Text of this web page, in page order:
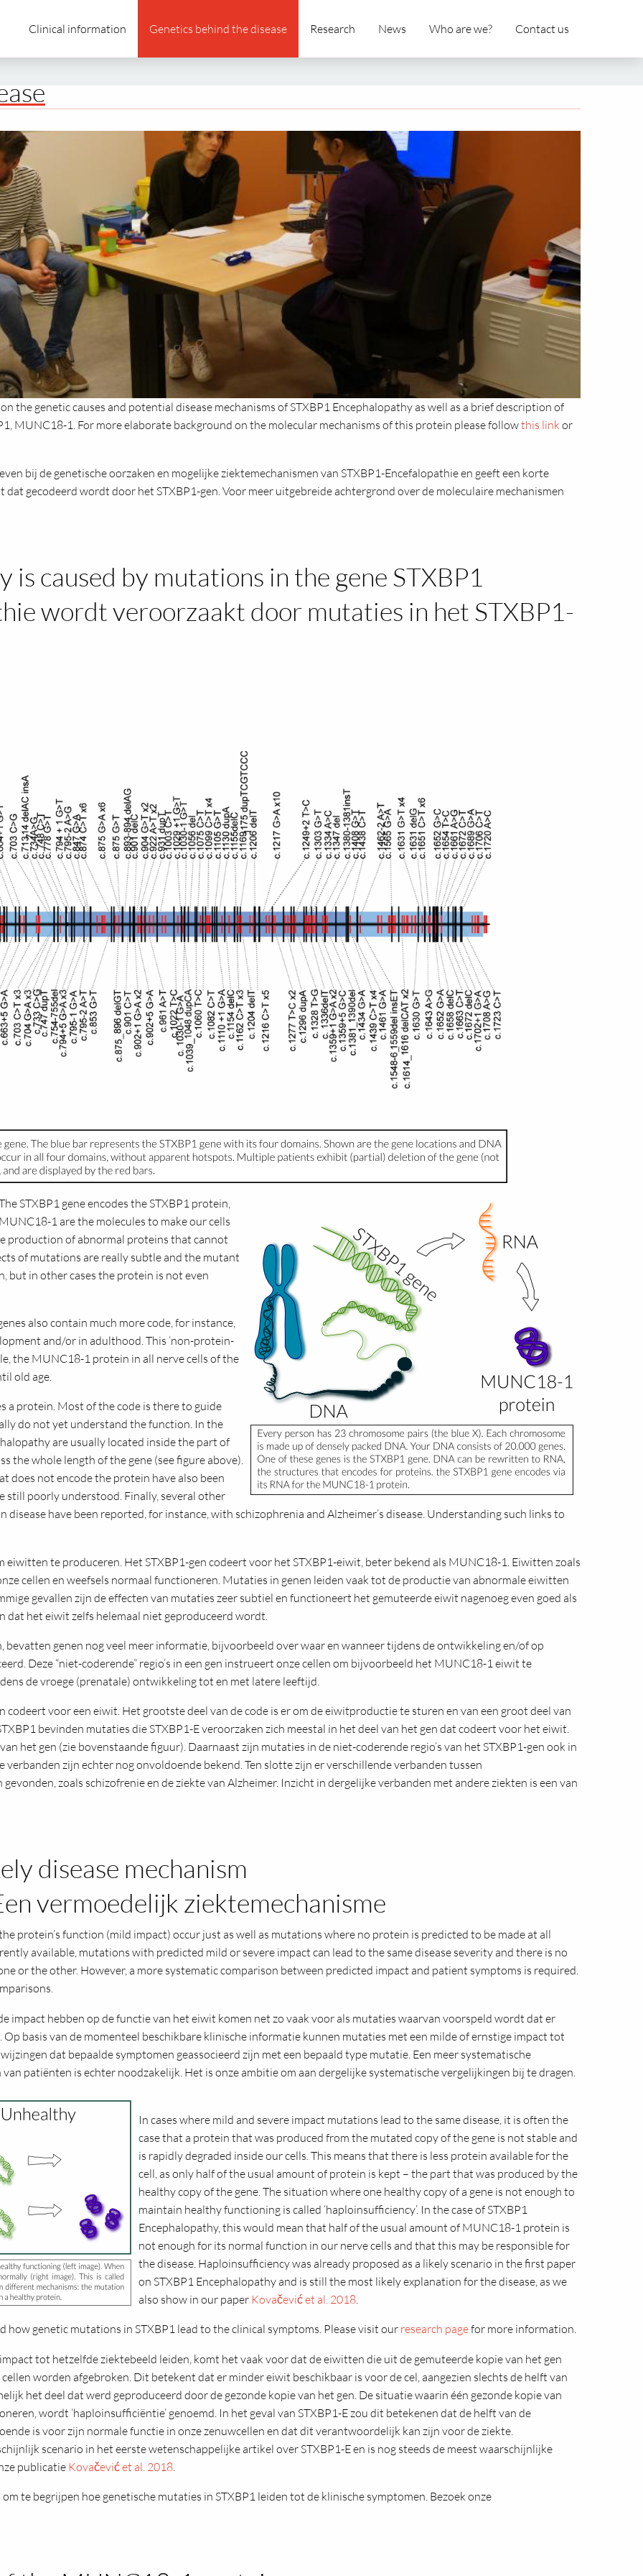
Clinical information Genetics behind the disease Research News Who are we? Contact us
the genetic causes and potential disease mechanisms of STXBP1 Encephalopathy as well as a brief description of
MUNC18-1. For more elaborate background on the molecular mechanisms of this protein please followthis linkor
bij de genetische oorzaken en mogelijke ziektemechanismen van STXBP1-Encefalopathie en geeft een korte
gecodeerd wordt door het STXBP1-gen. Voor meer uitgebreide achtergrond over de moleculaire mechanismen
is caused by mutations in the gene STXBP1
wordt veroorzaakt door mutaties in het STXBP1-
STXBP1 gene encodes the STXBP1 protein,
1 are the molecules to make our cells
production of abnormal proteins that cannot
of mutations are really subtle and the mutant
but in other cases the protein is not even
also contain much more code, for instance,
and/or in adulthood. This ‘non-protein-
the MUNC18-1 protein in all nerve cells of the
old age.
a protein. Most of the code is there to guide
do not yet understand the function. In the
are usually located inside the part of
the whole length of the gene (see figure above).
does not encode the protein have also been
still poorly understood. Finally, several other
have been reported, for instance, with schizophrenia and Alzheimer’s disease. Understanding such links to
eiwitten te produceren. Het STXBP1-gen codeert voor het STXBP1-eiwit, beter bekend als MUNC18-1. Eiwitten zoals
cellen en weefsels normaal functioneren. Mutaties in genen leiden vaak tot de productie van abnormale eiwitten
gevallen zijn de effecten van mutaties zeer subtiel en functioneert het gemuteerde eiwit nagenoeg even goed als
dat het eiwit zelfs helemaal niet geproduceerd wordt.
bevatten genen nog veel meer informatie, bijvoorbeeld over waar en wanneer tijdens de ontwikkeling en/of op
Deze “niet-coderende” regio’s in een gen instrueert onze cellen om bijvoorbeeld het MUNC18-1 eiwit te
de vroege (prenatale) ontwikkeling tot en met latere leeftijd.
codeert voor een eiwit. Het grootste deel van de code is er om de eiwitproductie te sturen en van een groot deel van
bevinden mutaties die STXBP1-E veroorzaken zich meestal in het deel van het gen dat codeert voor het eiwit.
het gen (zie bovenstaande figuur). Daarnaast zijn mutaties in de niet-coderende regio’s van het STXBP1-gen ook in
verbanden zijn echter nog onvoldoende bekend. Ten slotte zijn er verschillende verbanden tussen
zoals schizofrenie en de ziekte van Alzheimer. Inzicht in dergelijke verbanden met andere ziekten is een van
disease mechanism
vermoedelijk ziektemechanisme
protein’s function (mild impact) occur just as well as mutations where no protein is predicted to be made at all
available, mutations with predicted mild or severe impact can lead to the same disease severity and there is no
or the other. However, a more systematic comparison between predicted impact and patient symptoms is required.
impact hebben op de functie van het eiwit komen net zo vaak voor als mutaties waarvan voorspeld wordt dat er
basis van de momenteel beschikbare klinische informatie kunnen mutaties met een milde of ernstige impact tot
dat bepaalde symptomen geassocieerd zijn met een bepaald type mutatie. Een meer systematische
patiënten is echter noodzakelijk. Het is onze ambitie om aan dergelijke systematische vergelijkingen bij te dragen.
In cases where mild and severe impact mutations lead to the same disease, it is often the
case that a protein that was produced from the mutated copy of the gene is not stable and
is rapidly degraded inside our cells. This means that there is less protein available for the
cell, as only half of the usual amount of protein is kept – the part that was produced by the
healthy copy of the gene. The situation where one healthy copy of a gene is not enough to
maintain healthy functioning is called ‘haploinsufficiency’. In the case of STXBP1
Encephalopathy, this would mean that half of the usual amount of MUNC18-1 protein is
not enough for its normal function in our nerve cells and that this may be responsible for
the disease. Haploinsufficiency was already proposed as a likely scenario in the first paper
on STXBP1 Encephalopathy and is still the most likely explanation for the disease, as we
also show in our paper Kovačević et al. 2018.
how genetic mutations in STXBP1 lead to the clinical symptoms. Please visit our research pagefor more information.
tot hetzelfde ziektebeeld leiden, komt het vaak voor dat de eiwitten die uit de gemuteerde kopie van het gen
worden afgebroken. Dit betekent dat er minder eiwit beschikbaar is voor de cel, aangezien slechts de helft van
het deel dat werd geproduceerd door de gezonde kopie van het gen. De situatie waarin één gezonde kopie van
wordt ‘haploinsufficiëntie’ genoemd. In het geval van STXBP1-E zou dit betekenen dat de helft van de
is voor zijn normale functie in onze zenuwcellen en dat dit verantwoordelijk kan zijn voor de ziekte.
scenario in het eerste wetenschappelijke artikel over STXBP1-E en is nog steeds de meest waarschijnlijke
publicatie Kovačević et al. 2018.
te begrijpen hoe genetische mutaties in STXBP1 leiden tot de klinische symptomen. Bezoek onze